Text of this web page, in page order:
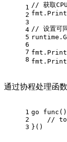
1
2
3
4
5
6
7
8
// 获取
// 设置可同
通过协程处理函数
1
2
3
go func ()
//
}()